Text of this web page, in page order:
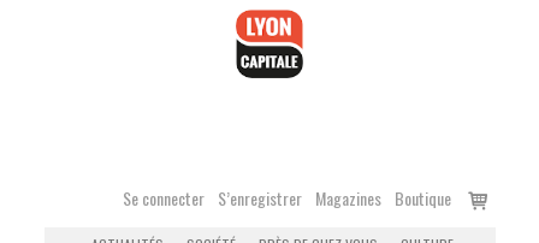
Se connecter S’enregistrer Magazines Boutique
Voir